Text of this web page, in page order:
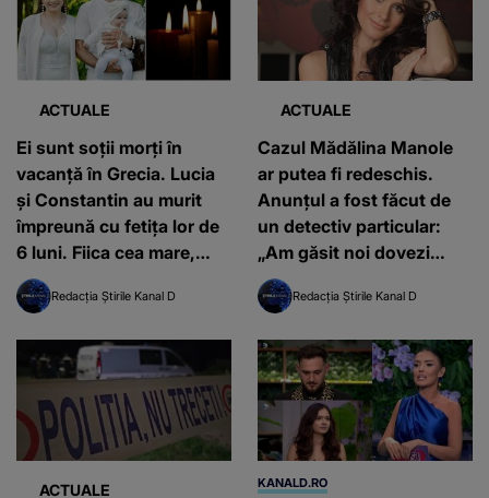
ACTUALE
Ei sunt soții morți în
vacanță în Grecia. Lucia
și Constantin au murit
împreună cu fetița lor de
6 luni. Fiica cea mare,
grav rănită, a rămas
singură pe lume
Redacția Știrile Kanal D
ACTUALE
Cazul Mădălina Manole
ar putea fi redeschis.
Anunțul a fost făcut de
un detectiv particular:
„Am găsit noi dovezi
solide, imperios
necesare”
Redacția Știrile Kanal D
ACTUALE KANALD.RO